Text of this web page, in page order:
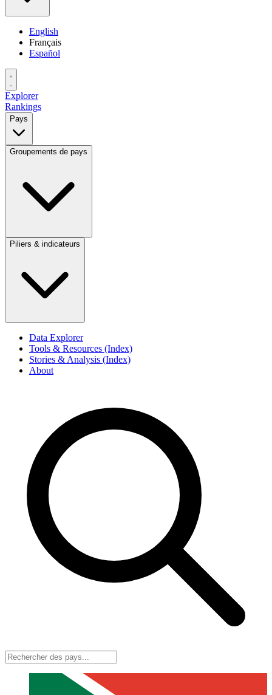
English
Français
Español
Explorer
Rankings
Pays
Groupements de pays
Piliers & indicateurs
Data Explorer
Tools & Resources (Index)
Stories & Analysis (Index)
About